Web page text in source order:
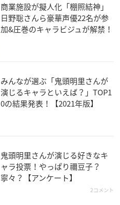
商業施設が擬人化「棚照結神」
日野聡さんら豪華声優22名が参
加&圧巻のキャラビジュが解禁！
みんなが選ぶ「鬼頭明里さんが
演じるキャラといえば？」TOP1
0の結果発表！【2021年版】
鬼頭明里さんが演じる好きなキ
ャラ投票！やっぱり禰豆子？
寧々？【アンケート】
2コメント